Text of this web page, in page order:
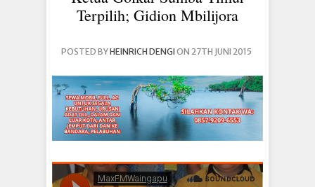
Terpilih; Gidion Mbilijora
POSTED BYHEINRICH DENGI ON 27TH JUNI 2015